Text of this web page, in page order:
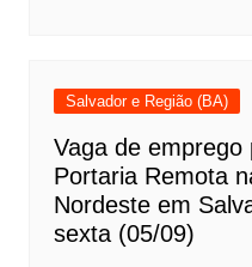
Salvador e Região (BA)
Vaga de
Portaria Remota
Nordeste em
sexta (05/09)